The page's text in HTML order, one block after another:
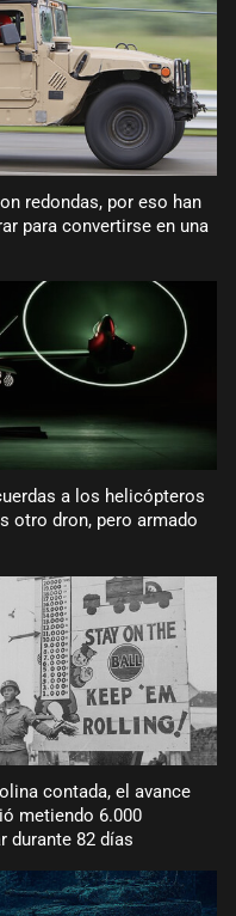
redondas, por eso han
para convertirse en una
a los helicópteros
otro dron, pero armado
contada, el avance
metiendo 6.000
durante 82 días